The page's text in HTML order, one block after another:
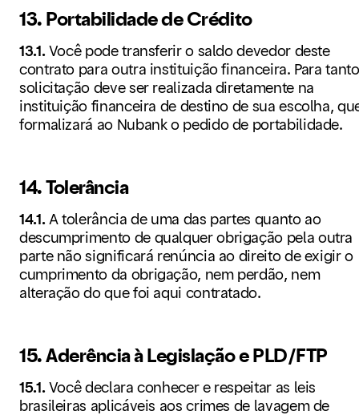
13. Portabilidade de Crédito
13.1. Você pode transferir o saldo devedor deste
contrato para outra instituição financeira. Para
solicitação deve ser realizada diretamente na
instituição financeira de destino de sua escolha,
formalizará ao Nubank o pedido de portabilidade.
14. Tolerância
14.1. A tolerância de uma das partes quanto ao
descumprimento de qualquer obrigação pela outra
parte não significará renúncia ao direito de exigir o
cumprimento da obrigação, nem perdão, nem
alteração do que foi aqui contratado.
15. Aderência à Legislação e PLD/FTP
15.1. Você declara conhecer e respeitar as leis
brasileiras aplicáveis aos crimes de lavagem de